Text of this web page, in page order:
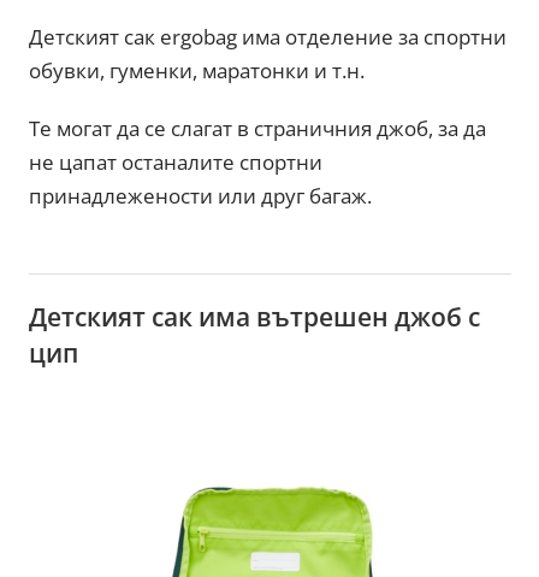
Детският сак ergobag има отделение за спортни
обувки, гуменки, маратонки и т.н.
Те могат да се слагат в страничния джоб, за да
не цапат останалите спортни
принадлежености или друг багаж.
Детският сак има вътрешен джоб с
цип